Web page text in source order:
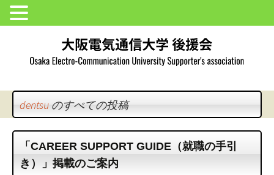
dentsu のすべての投稿
「CAREER SUPPORT GUIDE（就職の手引
き）」掲載のご案内